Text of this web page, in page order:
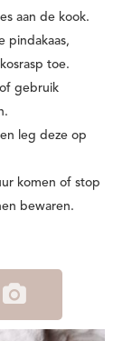
aan de kook.
pindakaas,
toe.
gebruik
leg deze op
komen of stop
bewaren.